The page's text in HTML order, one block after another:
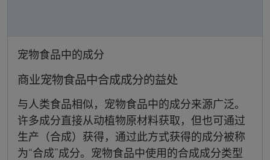
宠物食品中的成分
商业宠物食品中合成成分的益处
与人类食品相似，宠物食品中的成分来源广泛。
许多成分直接从动植物原材料获取，但也可通过
生产（合成）获得，通过此方式获得的成分被称
为“合成”成分。宠物食品中使用的合成成分类型